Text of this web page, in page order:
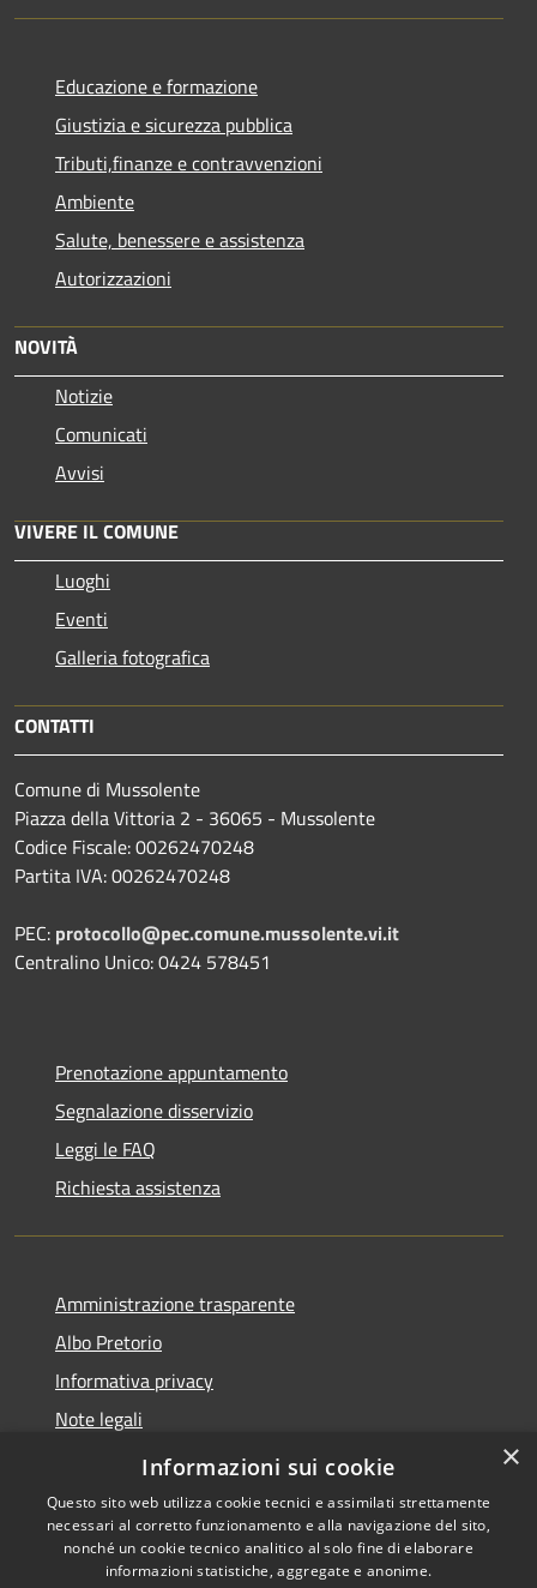
Educazione e formazione
Giustizia e sicurezza pubblica
Tributi,finanze e contravvenzioni
Ambiente
Salute, benessere e assistenza
Autorizzazioni
NOVITÀ
Notizie
Comunicati
Avvisi
VIVERE IL COMUNE
Luoghi
Eventi
Galleria fotografica
CONTATTI
Comune di Mussolente
Piazza della Vittoria 2 - 36065 - Mussolente
Codice Fiscale: 00262470248
Partita IVA: 00262470248
PEC: protocollo@pec.comune.mussolente.vi.it
Centralino Unico: 0424 578451
Prenotazione appuntamento
Segnalazione disservizio
Leggi le FAQ
Richiesta assistenza
Amministrazione trasparente
Albo Pretorio
Informativa privacy
Note legali
Dichiarazione di accessibilità
Copyright © 2026 • Comune di
×
Informazioni sui cookie
Questo sito web utilizza cookie tecnici e assimilati strettamente
necessari al corretto funzionamento e alla navigazione del sito,
nonché un cookie tecnico analitico al solo fine di elaborare
informazioni statistiche, aggregate e anonime.